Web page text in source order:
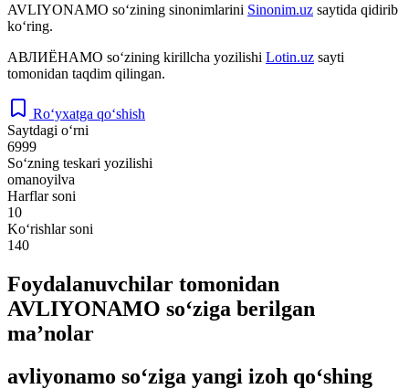
AVLIYONAMO so‘zining sinonimlarini Sinonim.uz saytida qidirib
ko‘ring.
АВЛИЁНАМО so‘zining kirillcha yozilishi Lotin.uz sayti
tomonidan taqdim qilingan.
Ro‘yxatga qo‘shish
Saytdagi o‘rni
6999
So‘zning teskari yozilishi
omanoyilva
Harflar soni
10
Ko‘rishlar soni
140
Foydalanuvchilar tomonidan
AVLIYONAMO so‘ziga berilgan
ma’nolar
avliyonamo so‘ziga yangi izoh qo‘shing